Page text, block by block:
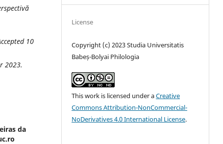
vă
10
2023.
da
License
Copyright (c) 2023 Studia Universitatis
Babeș-Bolyai Philologia
This work is licensed under aCreative
Commons Attribution-NonCommercial-
NoDerivatives 4.0 International License.